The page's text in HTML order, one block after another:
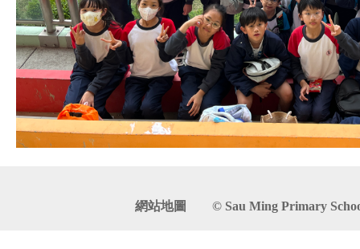
網站地圖 © Sau Ming Primary